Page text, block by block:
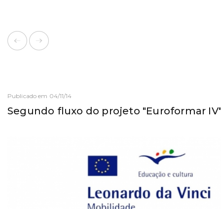
Publicado em 04/11/14
Segundo fluxo do projeto "Euroformar